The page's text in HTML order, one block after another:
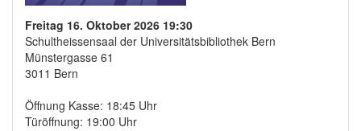
Freitag 16. Oktober 2026 19:30
Schultheissensaal der Universitätsbibliothek Bern
Münstergasse 61
3011 Bern
Öffnung Kasse: 18:45 Uhr
Türöffnung: 19:00 Uhr